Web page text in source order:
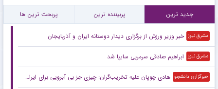
جدید ترین پربیننده ترین پربحث ترین ها
مشرق نیوز خبر وزیر ورزش از برگزاری دیدار دوستانه ایران و آذربایجان
مشرق نیوز ابراهیم صادقی سرمربی سایپا شد
خبرگزاری دانشجو هادی چوپان علیه تخریب‌گران: چیزی جز بی آبرویی برای ایران ندارید